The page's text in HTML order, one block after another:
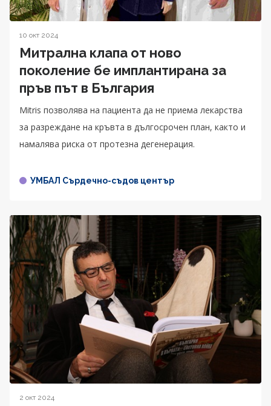
10 окт 2024
Митрална клапа от ново
поколение бе имплантирана за
пръв път в България
Mitris позволява на пациента да не приема лекарства
за разреждане на кръвта в дългосрочен план, както и
намалява риска от протезна дегенерация.
УМБАЛ Сърдечно-съдов център
2 окт 2024